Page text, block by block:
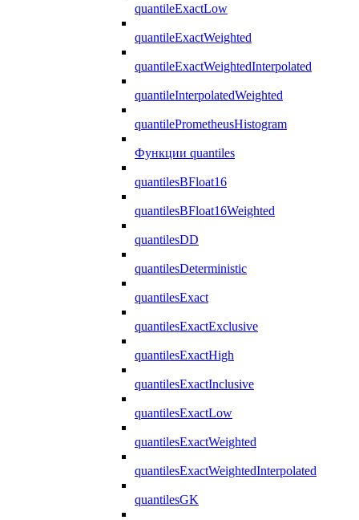
quantileExactLow
quantileExactWeighted
quantileExactWeightedInterpolated
quantileInterpolatedWeighted
quantilePrometheusHistogram
Функции quantiles
quantilesBFloat16
quantilesBFloat16Weighted
quantilesDD
quantilesDeterministic
quantilesExact
quantilesExactExclusive
quantilesExactHigh
quantilesExactInclusive
quantilesExactLow
quantilesExactWeighted
quantilesExactWeightedInterpolated
quantilesGK